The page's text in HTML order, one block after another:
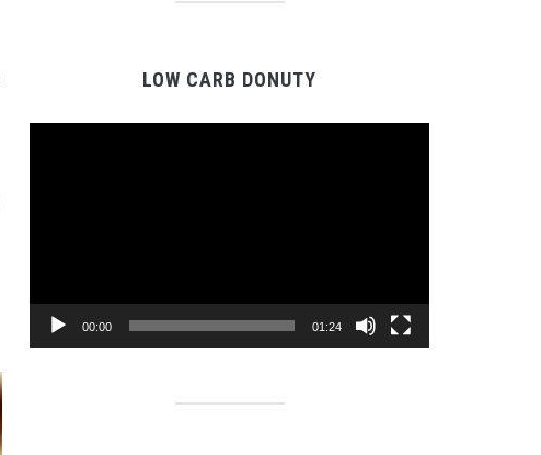
LOW CARB DONUTY
00:00 01:24